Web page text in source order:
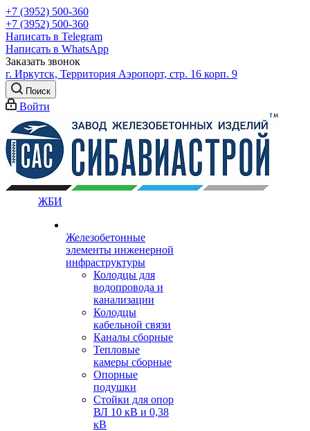
+7 (3952) 500-360
+7 (3952) 500-360
Написать в Telegram
Написать в WhatsApp
Заказать звонок
г. Иркутск, Территория Аэропорт, стр. 16 корп. 9
Поиск
Войти
ЖБИ
Железобетонные
элементы инженерной
инфраструктуры
Колодцы для
водопровода и
канализации
Колодцы
кабельной связи
Каналы сборные
Тепловые
камеры сборные
Опорные
подушки
Стойки для опор
ВЛ 10 кВ и 0,38
кВ